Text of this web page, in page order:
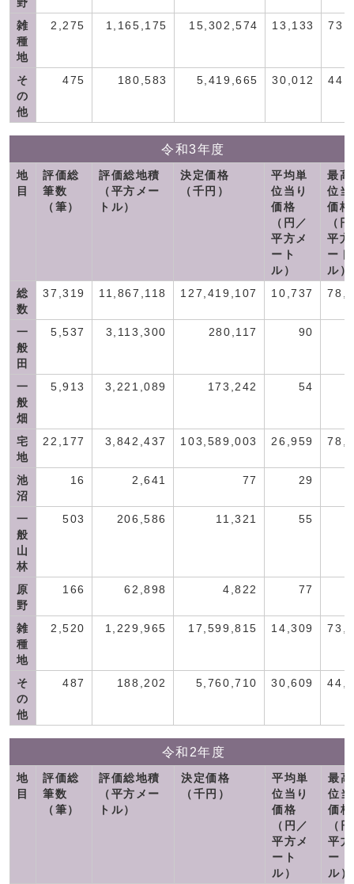
野
雑
種
地
2,275 1,165,175 15,302,574 13,133
そ
の
他
475 180,583 5,419,665 30,012
令和3年度
地
目
評価総
筆数
（筆）
評価総地積
（平方メー
トル）
決定価格
（千円）
平均単
位当り
価格
（円／
平方メ
ート
ル）
最高
位当
価格
（
平方
ート
ル）
総
数
37,319 11,867,118 127,419,107 10,737
一
般
田
5,537 3,113,300 280,117 90
一
般
畑
5,913 3,221,089 173,242 54
宅
地
22,177 3,842,437 103,589,003 26,959
池
沼
16 2,641 77 29
一
般
山
林
503 206,586 11,321 55
原
野
166 62,898 4,822 77
雑
種
地
2,520 1,229,965 17,599,815 14,309
そ
の
他
487 188,202 5,760,710 30,609
令和2年度
地
目
評価総
筆数
（筆）
評価総地積
（平方メー
トル）
決定価格
（千円）
平均単
位当り
価格
（円／
平方メ
ート
ル）
最
位
価格
（
平
ート
ル）